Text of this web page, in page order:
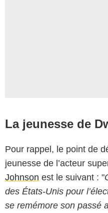
La jeunesse de
Pour rappel, le point de
jeunesse de l’acteur
Johnson est le suivant : "
des États-Unis pour
se remémore son passé